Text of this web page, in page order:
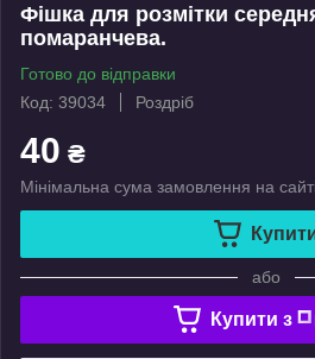
Фішка для розмітки
помаранчева.
Готово до відправки
Код: 39034
Роздріб
40 ₴
Мінімальна сума замовлення на
або
Купити з